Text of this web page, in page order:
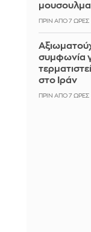
ΠΡΙΝ ΑΠΌ 7 ΏΡΕΣ
συμφωνία
στο Ιράν
ΠΡΙΝ ΑΠΌ 7 ΏΡΕΣ